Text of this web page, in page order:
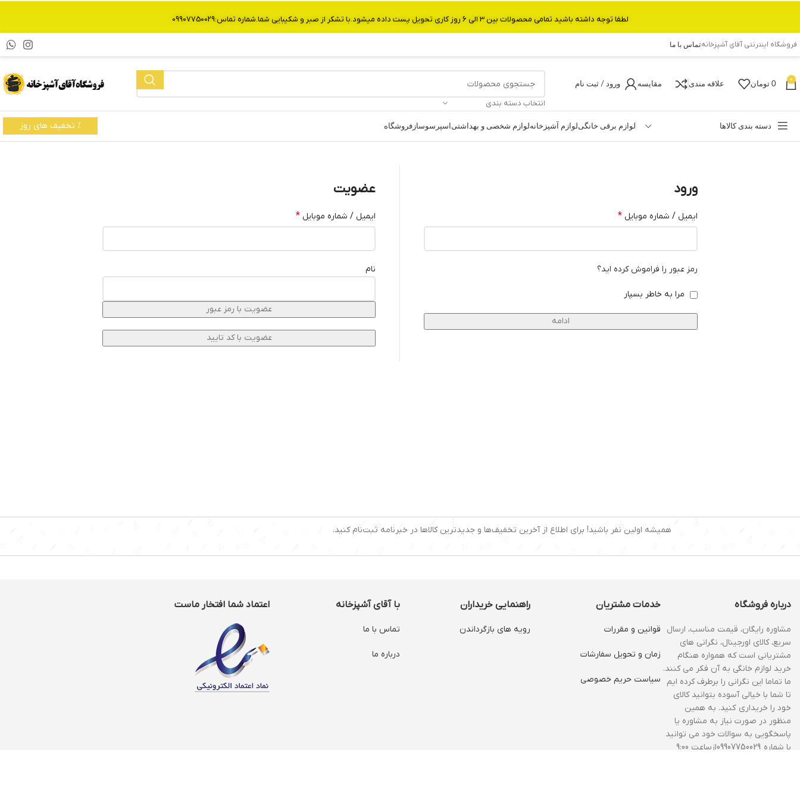
فروشگاه اینترنتی آقای آشپزخانهتماس با ما
0
0 تومان علاقه مندی مقایسه ورود / ثبت نام
انتخاب دسته بندی
دسته بندی کالاها لوازم برقی خانگیلوازم آشپزخانهلوازم شخصی و بهداشتی اسپرسوساز فروشگاه % تخفیف های روز
ورود
ایمیل / شماره موبایل *
رمز عبور را فراموش کرده اید؟
مرا به خاطر بسپار
ادامه
عضویت
ایمیل / شماره موبایل *
نام
عضویت با رمز عبور
همیشه اولین نفر باشید! برای اطلاع از آخرین تخفیف‌ها و جدیدترین کالاها در خبرنامه ثبت‌نام کنید.
درباره فروشگاه
مشاوره رایگان، قیمت مناسب، ارسال
سریع، کالای اورجینال، نگرانی های
مشتریانی است که همواره هنگام
خرید لوازم خانگی به آن فکر می کنند.
ما تماما این نگرانی را برطرف کرده ایم
تا شما با خیالی آسوده بتوانید کالای
خود را خریداری کنید. به همین
منظور در صورت نیاز به مشاوره یا
پاسخگویی به سوالات خود می توانید
با شماره 09907750029ازساعت 9:00
خدمات مشتریان
قوانین و مقررات
زمان و‌ تحویل سفارشات
سیاست حریم خصوصی
راهنمایی خریداران
رویه های بازگرداندن
با آقای آشپزخانه
تماس با ما
درباره ما
اعتماد شما افتخار ماست
لطفا توجه داشته باشید تمامی محصولات بین 3 الی 6 روز کاری تحویل پست داده میشود.با تشکر از صبر و شکیبایی شما.شماره تماس:09907750029